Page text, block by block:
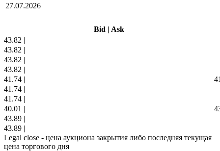
27.07.2026
Bid | Ask
43.82 |
43.82 |
43.82 |
43.82 |
41.74 |
41.74 |
41.74 |
40.01 |
43.89 |
43.89 |
Legal close - цена аукциона закрытия либо последняя текущая
цена торгового дня